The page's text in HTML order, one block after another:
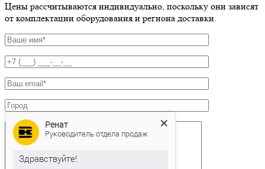
Цены рассчитываются индивидуально, поскольку они зависят
от комплектации оборудования и региона доставки.
Ренат
Руководитель отдела продаж
Здравствуйте!